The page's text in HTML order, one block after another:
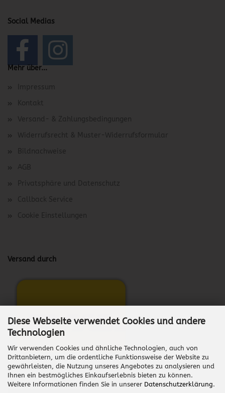
Diese Webseite verwendet Cookies und andere
Technologien
Wir verwenden Cookies und ähnliche Technologien, auch von
Drittanbietern, um die ordentliche Funktionsweise der Website zu
gewährleisten, die Nutzung unseres Angebotes zu analysieren und
Ihnen ein bestmögliches Einkaufserlebnis bieten zu können.
Weitere Informationen finden Sie in unserer Datenschutzerklärung.
Social Medias
Mehr über...
Impressum
Kontakt
Versand- & Zahlungsbedingungen
Widerrufsrecht & Muster-Widerrufsformular
Bildnachweise
AGB
Privatsphäre und Datenschutz
Callback Service
Cookie Einstellungen
Versand durch